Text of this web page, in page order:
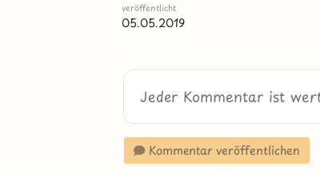
veröffentlicht
05.05.2019
Kommentar veröffentlichen